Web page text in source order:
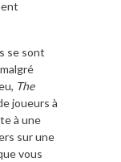
se sont
The
joueurs à
à une
sur une
vous